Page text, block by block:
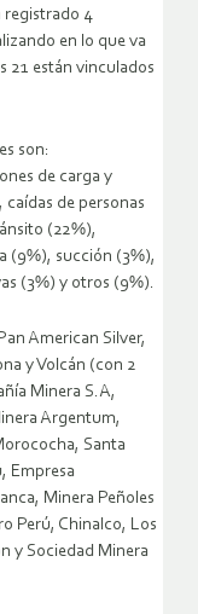
registrado 4
en lo que va
21 están vinculados
son:
de carga y
de personas
(22%),
(9%), succión (3%),
(3%) y otros (9%).
American Silver,
y Volcán (con 2
Minera S.A,
Argentum,
Santa
Empresa
Minera Peñoles
Perú, Chinalco, Los
y Sociedad Minera